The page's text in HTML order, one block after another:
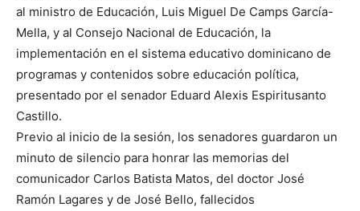
al ministro de Educación, Luis Miguel De Camps García-
Mella, y al Consejo Nacional de Educación, la
implementación en el sistema educativo dominicano de
programas y contenidos sobre educación política,
presentado por el senador Eduard Alexis Espiritusanto
Castillo.
Previo al inicio de la sesión, los senadores guardaron un
minuto de silencio para honrar las memorias del
comunicador Carlos Batista Matos, del doctor José
Ramón Lagares y de José Bello, fallecidos